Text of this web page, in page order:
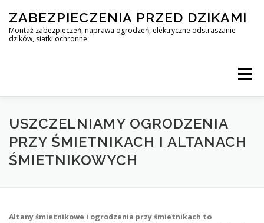
content
ZABEZPIECZENIA PRZED DZIKAMI
Montaż zabezpieczeń, naprawa ogrodzeń, elektryczne odstraszanie
dzików, siatki ochronne
Menu
STOP DZIK
PROFESJONALNA OCHRONA PRZED DZIKAMI • WARSZAWA
USZCZELNIAMY OGRODZENIA
PRZY ŚMIETNIKACH I ALTANACH
ŚMIETNIKOWYCH
Altany śmietnikowe i ogrodzenia przy śmietnikach to